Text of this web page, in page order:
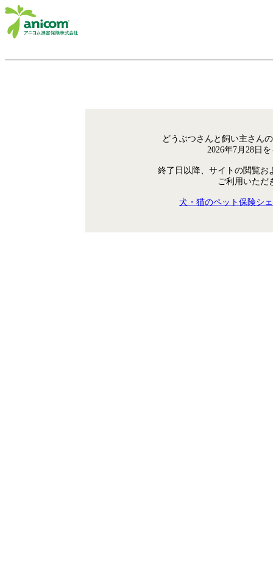
どうぶつさんと飼い主さん
2026年7月28日
終了日以降、サイトの閲覧お
ご利用いただ
犬・猫のペット保険シ